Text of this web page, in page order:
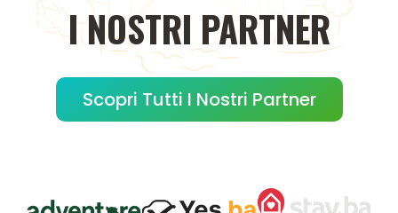
INOSTRI PARTNER
Scopri Tutti I Nostri Partner